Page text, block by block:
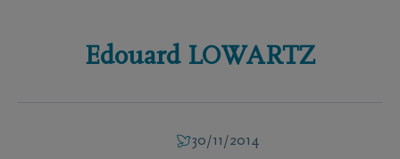
Edouard LOWARTZ
30/11/2014